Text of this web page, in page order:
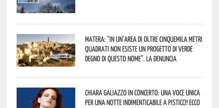
Matera: “In un’area di oltre cinquemila metri
quadrati non esiste un progetto di verde
degno di questo nome”. La denuncia
Chiara Galiazzo in concerto: una voce unica
per una notte indimenticabile a Pisticci! Ecco